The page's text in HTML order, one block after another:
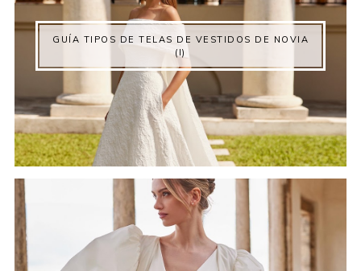
GUÍA TIPOS DE TELAS DE VESTIDOS DE NOVIA
(I)